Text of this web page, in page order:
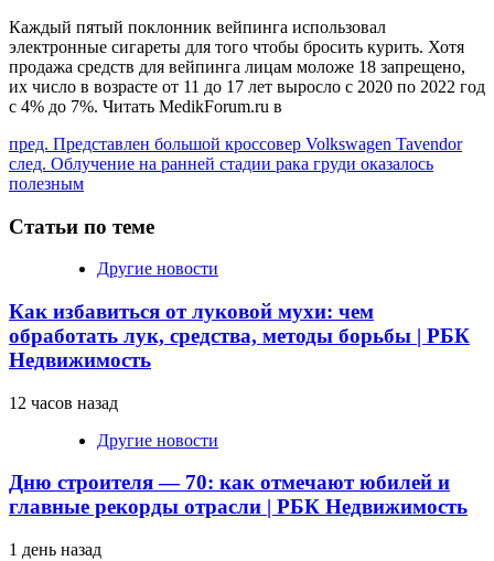
Каждый пятый поклонник вейпинга использовал
электронные сигареты для того чтобы бросить курить. Хотя
продажа средств для вейпинга лицам моложе 18 запрещено,
их число в возрасте от 11 до 17 лет выросло с 2020 по 2022 год
с 4% до 7%. Читать MedikForum.ru в
Продолжить
чтение
пред. Представлен большой кроссовер Volkswagen Tavendor
след. Облучение на ранней стадии рака груди оказалось
полезным
Статьи по теме
Другие новости
Как избавиться от луковой мухи: чем
обработать лук, средства, методы борьбы | РБК
Недвижимость
12 часов назад
Другие новости
Дню строителя — 70: как отмечают юбилей и
главные рекорды отрасли | РБК Недвижимость
1 день назад